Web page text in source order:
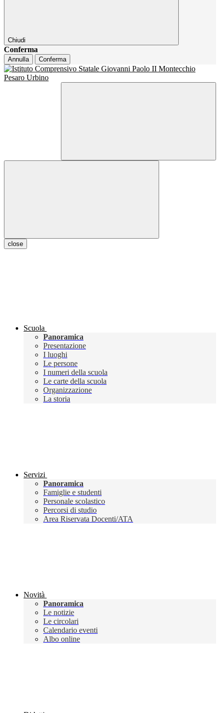
Chiudi
Conferma
Annulla Conferma
close
Scuola
Panoramica
Presentazione
I luoghi
Le persone
I numeri della scuola
Le carte della scuola
Organizzazione
La storia
Servizi
Panoramica
Famiglie e studenti
Personale scolastico
Percorsi di studio
Area Riservata Docenti/ATA
Novità
Panoramica
Le notizie
Le circolari
Calendario eventi
Albo online